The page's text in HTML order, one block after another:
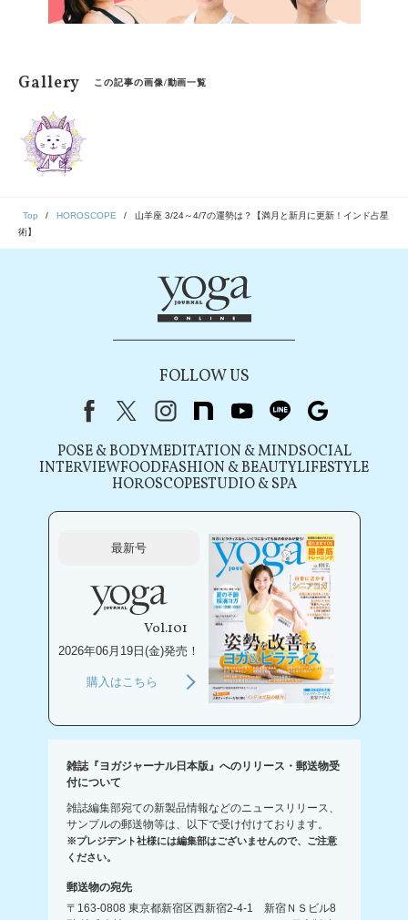
Gallery この記事の画像/動画一覧
Top HOROSCOPE
山羊座 3/24～4/7の運勢は？【満月と新月に更新！インド占星
術】
FOLLOW US
FacebookX（旧Twitter）
instagram
note youtubeline
POSE & BODYMEDITATION & MINDSOCIAL
INTERVIEWFOODFASHION & BEAUTYLIFESTYLE
HOROSCOPESTUDIO & SPA
最新号
Vol.101
2026年06月19日(金)発売！
購入はこちら
雑誌『ヨガジャーナル日本版』へのリリース・郵送物受
付について
雑誌編集部宛ての新製品情報などのニュースリリース、
サンプルの郵送物等は、以下で受け付けております。
※プレジデント社様には編集部はございませんので、ご注意
ください。
郵送物の宛先
〒163-0808 東京都新宿区西新宿2-4-1 新宿ＮＳビル8